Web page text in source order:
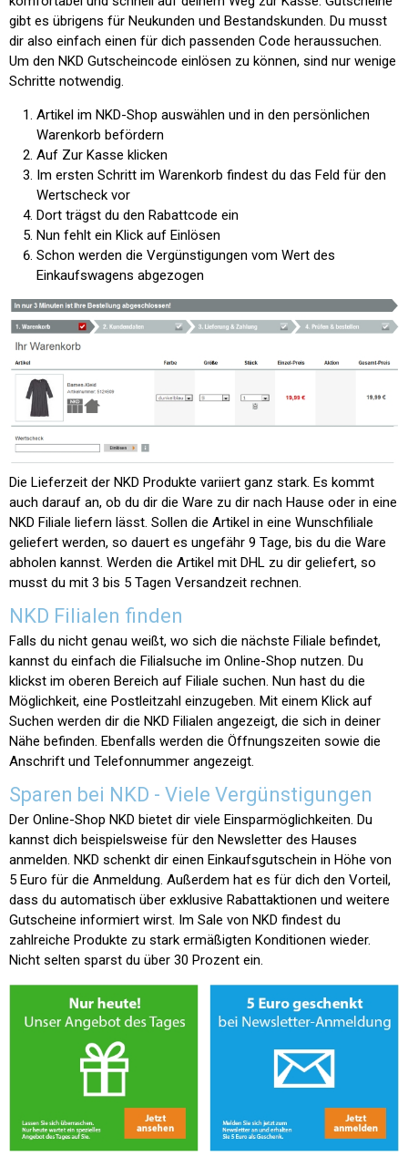
gibt es übrigens für Neukunden und Bestandskunden. Du musst
dir also einfach einen für dich passenden Code heraussuchen.
Um den NKD Gutscheincode einlösen zu können, sind nur wenige
Schritte notwendig.
Artikel im NKD-Shop auswählen und in den persönlichen
Warenkorb befördern
Auf Zur Kasse klicken
Im ersten Schritt im Warenkorb findest du das Feld für den
Wertscheck vor
Dort trägst du den Rabattcode ein
Nun fehlt ein Klick auf Einlösen
Schon werden die Vergünstigungen vom Wert des
Einkaufswagens abgezogen
Die Lieferzeit der NKD Produkte variiert ganz stark. Es kommt
auch darauf an, ob du dir die Ware zu dir nach Hause oder in eine
NKD Filiale liefern lässt. Sollen die Artikel in eine Wunschfiliale
geliefert werden, so dauert es ungefähr 9 Tage, bis du die Ware
abholen kannst. Werden die Artikel mit DHL zu dir geliefert, so
musst du mit 3 bis 5 Tagen Versandzeit rechnen.
NKD Filialen finden
Falls du nicht genau weißt, wo sich die nächste Filiale befindet,
kannst du einfach die Filialsuche im Online-Shop nutzen. Du
klickst im oberen Bereich auf Filiale suchen. Nun hast du die
Möglichkeit, eine Postleitzahl einzugeben. Mit einem Klick auf
Suchen werden dir die NKD Filialen angezeigt, die sich in deiner
Nähe befinden. Ebenfalls werden die Öffnungszeiten sowie die
Anschrift und Telefonnummer angezeigt.
Sparen bei NKD - Viele Vergünstigungen
Der Online-Shop NKD bietet dir viele Einsparmöglichkeiten. Du
kannst dich beispielsweise für den Newsletter des Hauses
anmelden. NKD schenkt dir einen Einkaufsgutschein in Höhe von
5 Euro für die Anmeldung. Außerdem hat es für dich den Vorteil,
dass du automatisch über exklusive Rabattaktionen und weitere
Gutscheine informiert wirst. Im Sale von NKD findest du
zahlreiche Produkte zu stark ermäßigten Konditionen wieder.
Nicht selten sparst du über 30 Prozent ein.